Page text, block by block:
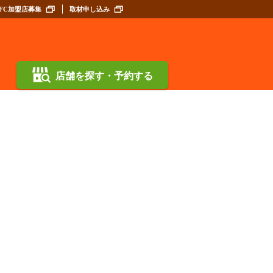
加盟店募集 取材申し込み
店舗を探す・予約する